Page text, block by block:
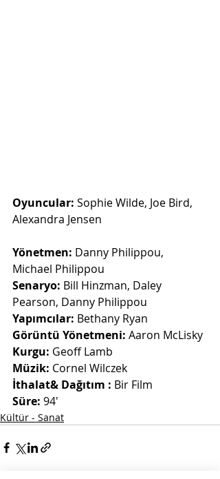
Oyuncular: Sophie Wilde, Joe Bird,
Alexandra Jensen
Yönetmen: Danny Philippou,
Michael Philippou
Senaryo: Bill Hinzman, Daley
Pearson, Danny Philippou
Yapımcılar: Bethany Ryan
Görüntü Yönetmeni: Aaron McLisky
Kurgu: Geoff Lamb
Müzik: Cornel Wilczek
İthalat& Dağıtım : Bir Film
Süre: 94'
Kültür - Sanat